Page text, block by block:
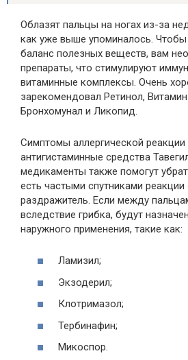
Облазят пальцы на ногах из-за
как уже выше упоминалось. Чтобы
баланс полезных веществ, вам
препараты, что стимулируют
витаминные комплексы. Очень
зарекомендовал Ретинол,
Бронхомунал и Ликопид.
Симптомы аллергической реакции
антигистаминные средства
медикаменты также помогут
есть частыми спутниками реакции
раздражитель. Если между
вследствие грибка, будут
наружного применения, такие как:
Ламизил;
Экзодерил;
Клотримазол;
Тербинафин;
Микоспор.